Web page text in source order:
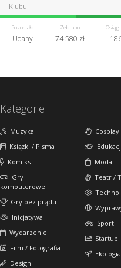
Klubu!
Pozostało
Udany
Zebrano
74 580 zł
Kategorie
Muzyka
Książki / Pisma
Komiks
Gry
komputerowe
Gry bez prądu
Inicjatywa
Wydarzenie
Film / Fotografia
Design
Cosplay
Moda
Teatr /
Sport
Startup
Ekologia